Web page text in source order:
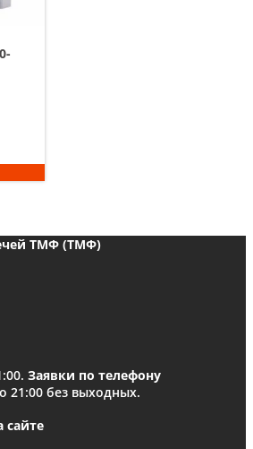
ТМФ (ТМФ)
Заявки по телефону
21:00 без выходных.
сайте